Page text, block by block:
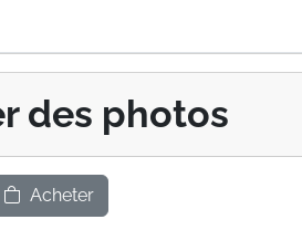
des photos
Acheter